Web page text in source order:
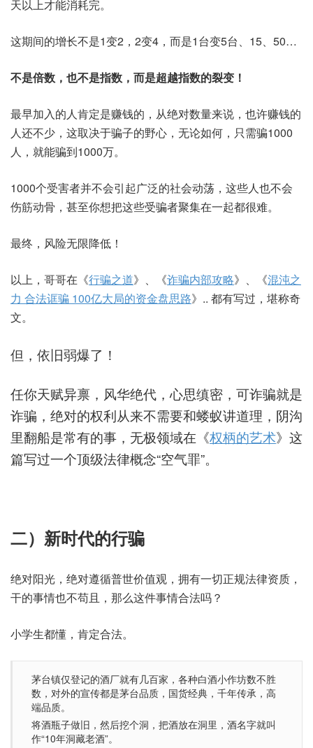
天以上才能消耗完。
这期间的增长不是1变2，2变4，而是1台变5台、15、50…
不是倍数，也不是指数，而是超越指数的裂变！
最早加入的人肯定是赚钱的，从绝对数量来说，也许赚钱的
人还不少，这取决于骗子的野心，无论如何，只需骗1000
人，就能骗到1000万。
1000个受害者并不会引起广泛的社会动荡，这些人也不会
伤筋动骨，甚至你想把这些受骗者聚集在一起都很难。
最终，风险无限降低！
以上，哥哥在《行骗之道》、《诈骗内部攻略》、《混沌之
力 合法诓骗 100亿大局的资金盘思路》.. 都有写过，堪称奇
文。
但，依旧弱爆了！
任你天赋异禀，风华绝代，心思缜密，可诈骗就是
诈骗，绝对的权利从来不需要和蝼蚁讲道理，阴沟
里翻船是常有的事，无极领域在《权柄的艺术》这
篇写过一个顶级法律概念“空气罪”。
二）新时代的行骗
绝对阳光，绝对遵循普世价值观，拥有一切正规法律资质，
干的事情也不苟且，那么这件事情合法吗？
小学生都懂，肯定合法。
茅台镇仅登记的酒厂就有几百家，各种白酒小作坊数不胜
数，对外的宣传都是茅台品质，国货经典，千年传承，高
端品质。
将酒瓶子做旧，然后挖个洞，把酒放在洞里，酒名字就叫
作“10年洞藏老酒”。